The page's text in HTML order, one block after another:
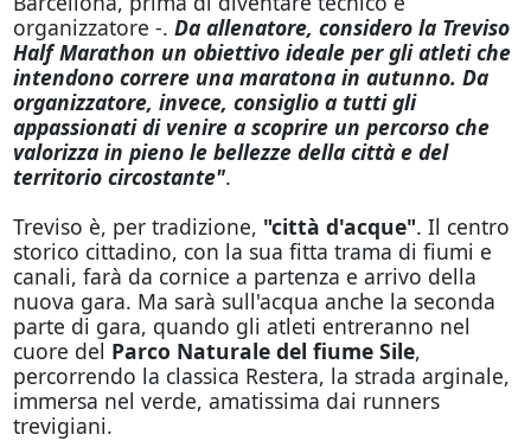
organizzatore -. Da allenatore, considero la Treviso
Half Marathon un obiettivo ideale per gli atleti che
intendono correre una maratona in autunno. Da
organizzatore, invece, consiglio a tutti gli
appassionati di venire a scoprire un percorso che
valorizza in pieno le bellezze della città e del
territorio circostante".
Treviso è, per tradizione, "città d'acque". Il centro
storico cittadino, con la sua fitta trama di fiumi e
canali, farà da cornice a partenza e arrivo della
nuova gara. Ma sarà sull'acqua anche la seconda
parte di gara, quando gli atleti entreranno nel
cuore del Parco Naturale del fiume Sile,
percorrendo la classica Restera, la strada arginale,
immersa nel verde, amatissima dai runners
trevigiani.